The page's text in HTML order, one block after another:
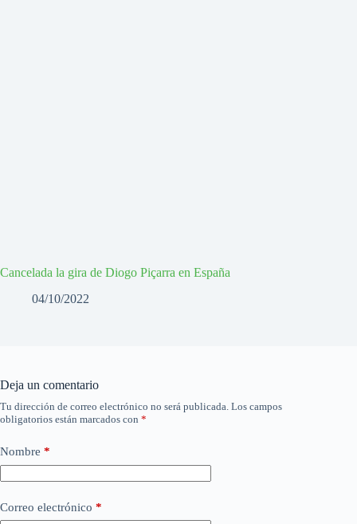
Cancelada la gira de Diogo Piçarra en España
04/10/2022
Deja un comentario
Tu dirección de correo electrónico no será publicada. Los campos
obligatorios están marcados con *
Nombre *
Correo electrónico *